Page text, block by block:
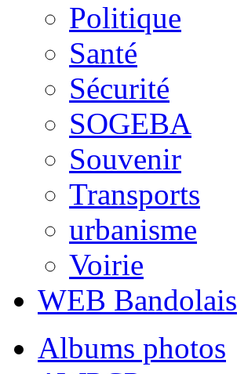
Politique
Santé
Sécurité
SOGEBA
Souvenir
Transports
urbanisme
Voirie
WEB Bandolais
Albums photos